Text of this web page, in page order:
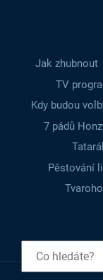
Jak zhubnout
TV
Kdy budou
7 pádů
Pěstování